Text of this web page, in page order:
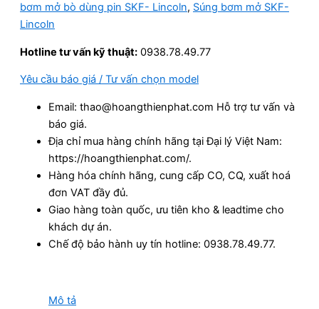
bơm mở bò dùng pin SKF- Lincoln, Súng bơm mở SKF-
Lincoln
Hotline tư vấn kỹ thuật: 0938.78.49.77
Yêu cầu báo giá / Tư vấn chọn model
Email: thao@hoangthienphat.com Hỗ trợ tư vấn và
báo giá.
Địa chỉ mua hàng chính hãng tại Đại lý Việt Nam:
https://hoangthienphat.com/.
Hàng hóa chính hãng, cung cấp CO, CQ, xuất hoá
đơn VAT đầy đủ.
Giao hàng toàn quốc, ưu tiên kho & leadtime cho
khách dự án.
Chế độ bảo hành uy tín hotline: 0938.78.49.77.
Mô tả